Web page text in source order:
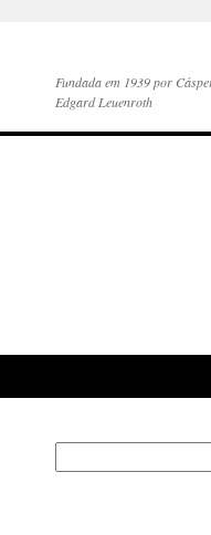
Fundada em 1939 por
Edgard Leuenroth